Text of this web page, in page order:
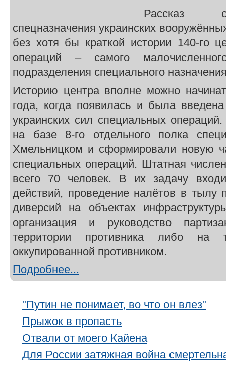
Рассказ о
спецназначения украинских
без хотя бы краткой истории 140-го
операций – самого
подразделения специального
Историю центра вполне можно
года, когда появилась и была
украинских сил специальных
на базе 8-го отдельного полка
Хмельницком и сформировали новую
специальных операций. Штатная
всего 70 человек. В их задачу
действий, проведение налётов в тылу
диверсий на объектах
организация и руководство
территории противника либо на
оккупированной противником.
Подробнее...
"Путин не понимает, во что он влез"
Прыжок в пропасть
Отвали от моего Кайена
Для России затяжная война